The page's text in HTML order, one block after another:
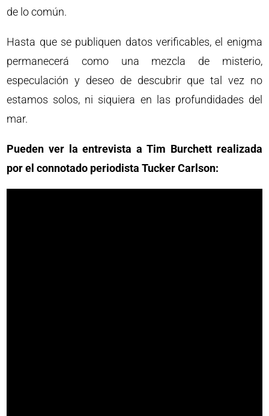
de lo común.
Hasta que se publiquen datos verificables, el enigma
permanecerá como una mezcla de misterio,
especulación y deseo de descubrir que tal vez no
estamos solos, ni siquiera en las profundidades del
mar.
Pueden ver la entrevista a Tim Burchett realizada
por el connotado periodista Tucker Carlson: